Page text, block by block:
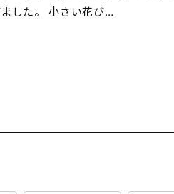
した。 小さい花び…